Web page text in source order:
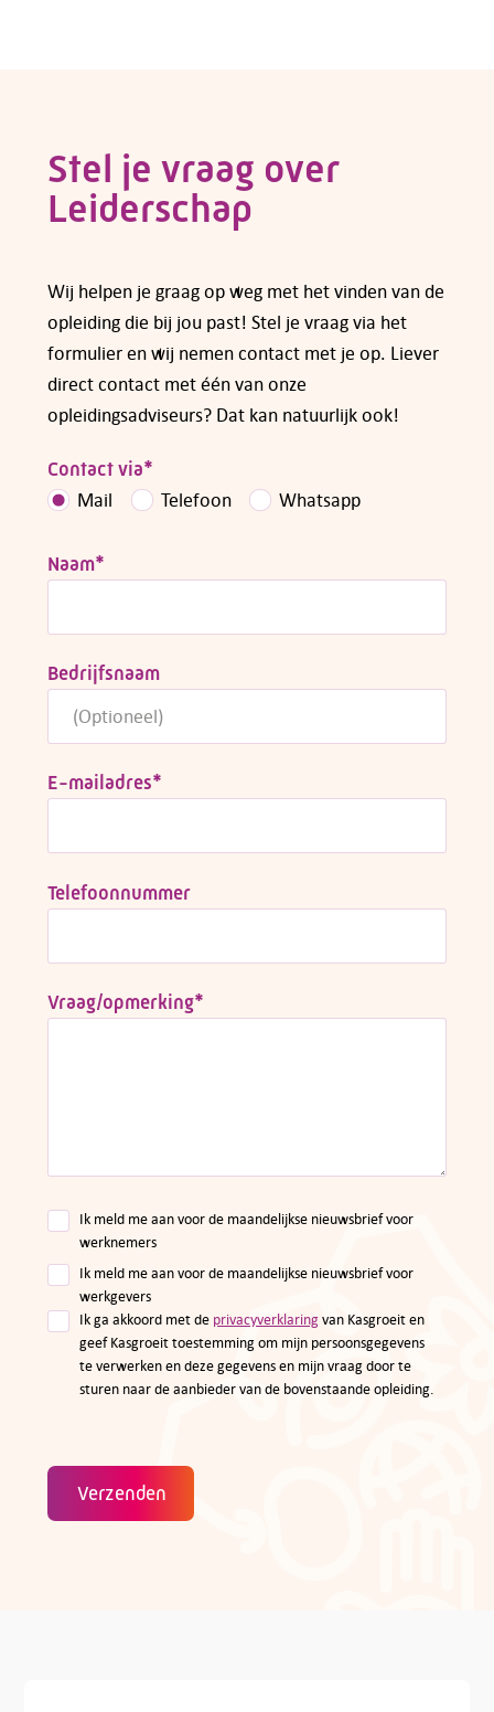
Heb je vragen over subsidiemogelijkheden,
neem dancontactmet ons op.
Stel je vraag over
Leiderschap
Wij helpen je graag op weg met het vinden van de
opleiding die bij jou past! Stel je vraag via het
formulier en wij nemen contact met je op. Liever
direct contact met één van onze
opleidingsadviseurs? Dat kan natuurlijk ook!
Contact via*
Mail Telefoon Whatsapp
Naam*
Bedrijfsnaam
E-mailadres*
Telefoonnummer
Vraag/opmerking*
Ik meld me aan voor de maandelijkse nieuwsbrief voor
werknemers
Ik meld me aan voor de maandelijkse nieuwsbrief voor
werkgevers
Ik ga akkoord met de privacyverklaringvan Kasgroeit en
geef Kasgroeit toestemming om mijn persoonsgegevens
te verwerken en deze gegevens en mijn vraag door te
sturen naar de aanbieder van de bovenstaande opleiding.
Verzenden